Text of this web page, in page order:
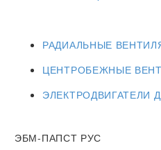
РАДИАЛЬНЫЕ
ЦЕНТРОБЕЖНЫЕ
ЭЛЕКТРОДВИГАТЕЛИ
ЭБМ-ПАПСТ РУС